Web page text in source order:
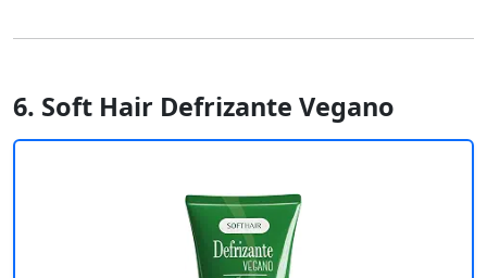
6. Soft Hair Defrizante Vegano